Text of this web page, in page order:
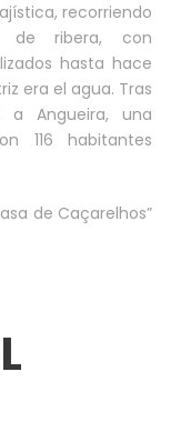
recorriendo
de ribera, con
hasta hace
era el agua. Tras
a Angueira, una
116 habitantes
de Caçarelhos”